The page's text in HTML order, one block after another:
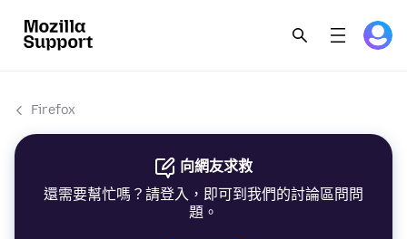
Firefox
向網友求救
還需要幫忙嗎？請登入，即可到我們的討論區問問
題。